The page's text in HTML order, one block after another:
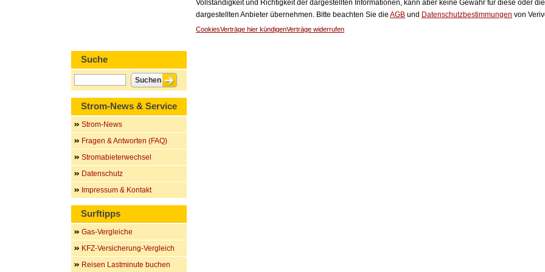
Vollständigkeit und Richtigkeit der dargestellten Informationen, kann aber keine Gewähr für diese oder
dargestellten Anbieter übernehmen. Bitte beachten Sie die AGB und Datenschutzbestimmungen von
CookiesVerträge hier kündigenVerträge widerrufen
Suche
Strom-News & Service
Strom-News
Fragen & Antworten (FAQ)
Stromabieterwechsel
Datenschutz
Impressum & Kontakt
Surftipps
Gas-Vergleiche
KFZ-Versicherung-Vergleich
Reisen Lastminute buchen